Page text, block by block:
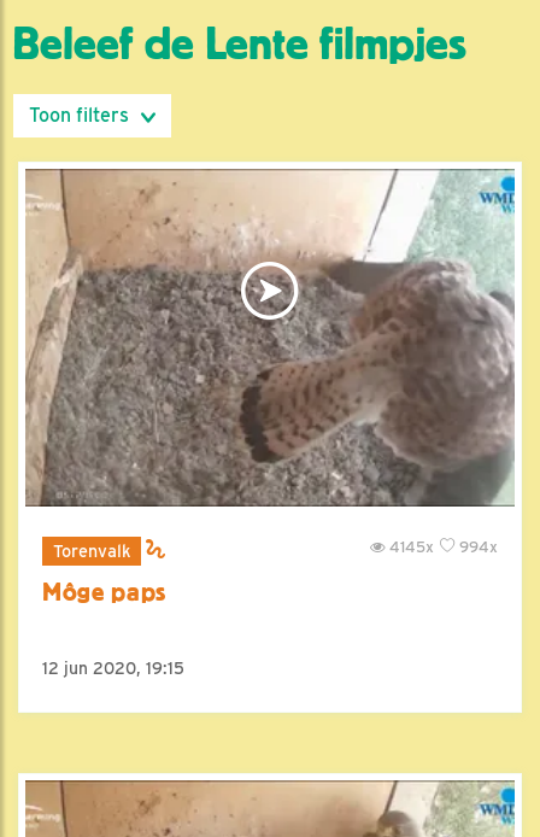
Beleef de Lente filmpjes
Torenvalk 994x
4145x
Môge paps
12 jun 2020, 19:15